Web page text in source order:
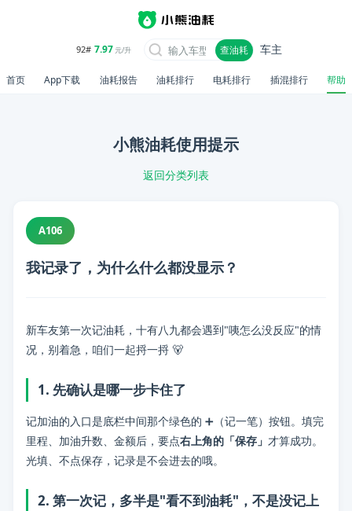
92# 7.97元/升 查油耗 车主
首页 App下载 油耗报告 油耗排行 电耗排行 插混排行 帮助
小熊油耗使用提示
返回分类列表
A106
我记录了，为什么什么都没显示？
📋 内容摘要
问题：我记录了，为什么什么都没显示？
分类： 常见问题
标签： 小熊油耗使用提示, 常见问题解答
新车友第一次记油耗，十有八九都会遇到"咦怎么没反应"的情
况，别着急，咱们一起捋一捋 🐻
1. 先确认是哪一步卡住了
记加油的入口是底栏中间那个绿色的 ➕（记一笔）按钮。填完
里程、加油升数、金额后，要点右上角的「保存」 才算成功。
光填、不点保存，记录是不会进去的哦。
2. 第一次记，多半是"看不到油耗"，不是没记上